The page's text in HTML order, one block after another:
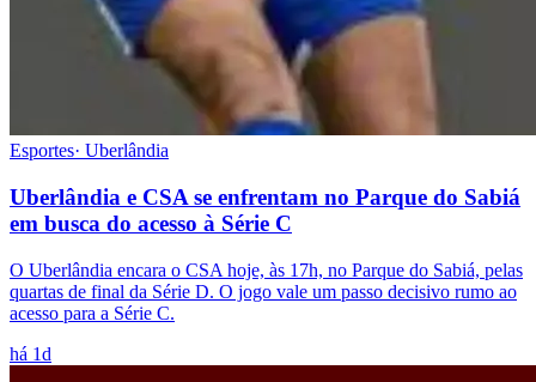
Esportes· Uberlândia
Uberlândia e CSA se enfrentam no Parque do Sabiá
em busca do acesso à Série C
O Uberlândia encara o CSA hoje, às 17h, no Parque do Sabiá, pelas
quartas de final da Série D. O jogo vale um passo decisivo rumo ao
acesso para a Série C.
há 1d